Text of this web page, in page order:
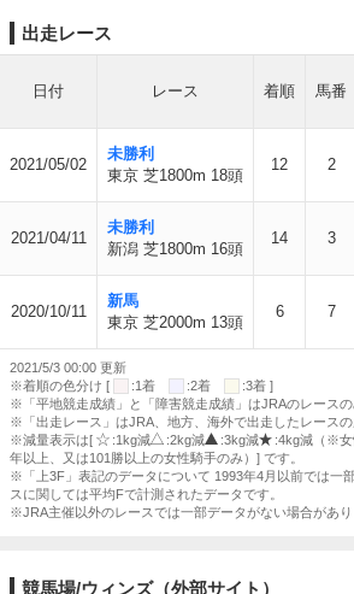
出走レース
日付 レース 着順 馬番
2021/05/02
未勝利
東京 芝1800m 18頭
12 2
2021/04/11
未勝利
新潟 芝1800m 16頭
14 3
2020/10/11
新馬
東京 芝2000m 13頭
6 7
2021/5/3 00:00 更新
※着順の色分け [
:1着 :2着
:3着 ]
※「平地競走成績」と「障害競走成績」はJRAのレースの
※「出走レース」はJRA、地方、海外で出走したレースの
※減量表示は[
:1kg減 :2kg減 :3kg減 :4kg減（※女
年以上、又は101勝以上の女性騎手のみ）] です。
※「上3F」表記のデータについて 1993年4月以前では一
スに関しては平均Fで計測されたデータです。
※JRA主催以外のレースでは一部データがない場合があり
競馬場/ウィンズ（外部サイト）